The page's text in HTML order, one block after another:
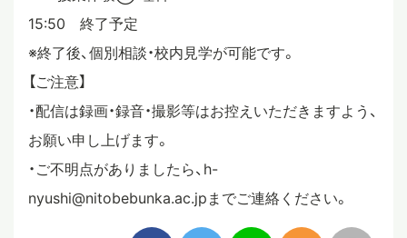
15:50 終了予定
※終了後、個別相談・校内見学が可能です。
【ご注意】
・配信は録画・録音・撮影等はお控えいただきますよう、
お願い申し上げます。
・ご不明点がありましたら、h-
nyushi@nitobebunka.ac.jpまでご連絡ください。